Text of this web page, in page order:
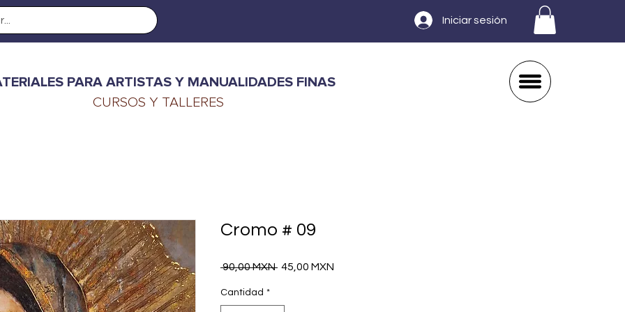
Iniciar sesión
PARA ARTISTAS Y MANUALIDADES FINAS
CURSOS Y TALLERES
Cromo # 09
90,00 MXN Precio
45,00 MXN
Cantidad *